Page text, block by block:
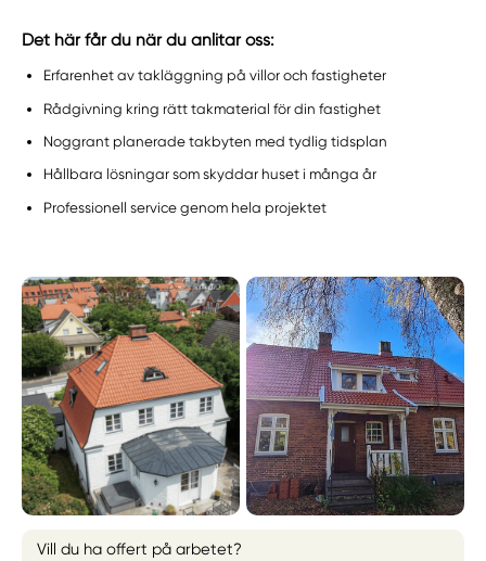
Det här får du när du anlitar oss:
Erfarenhet av takläggning på villor och fastigheter
Rådgivning kring rätt takmaterial för din fastighet
Noggrant planerade takbyten med tydlig tidsplan
Hållbara lösningar som skyddar huset i många år
Professionell service genom hela projektet
Vill du ha offert på arbetet?